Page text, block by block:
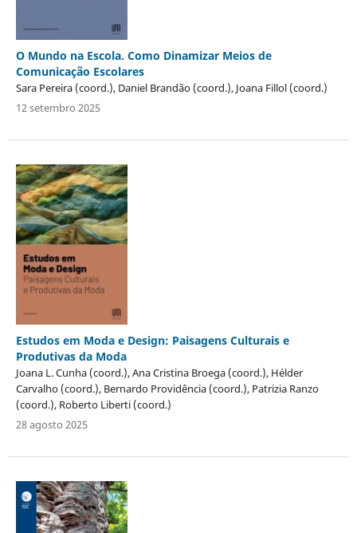
O Mundo na Escola. Como Dinamizar Meios de
Comunicação Escolares
Sara Pereira (coord.), Daniel Brandão (coord.), Joana Fillol (coord.)
12 setembro 2025
Estudos em Moda e Design: Paisagens Culturais e
Produtivas da Moda
Joana L. Cunha (coord.), Ana Cristina Broega (coord.), Hélder
Carvalho (coord.), Bernardo Providência (coord.), Patrizia Ranzo
(coord.), Roberto Liberti (coord.)
28 agosto 2025